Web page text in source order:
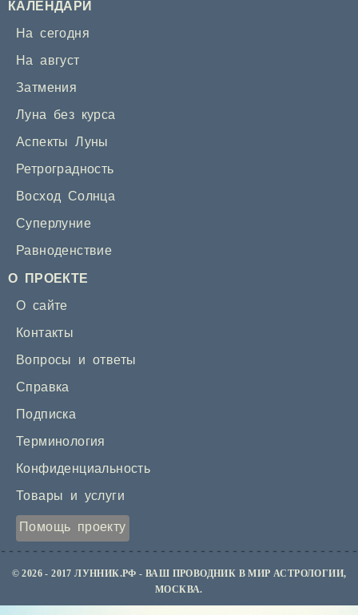
КАЛЕНДАРИ
На сегодня
На август
Затмения
Луна без курса
Аспекты Луны
Ретроградность
Восход Солнца
Суперлуние
Равноденствие
О ПРОЕКТЕ
О сайте
Контакты
Вопросы и ответы
Справка
Подписка
Терминология
Конфиденциальность
Товары и услуги
Помощь проекту
© 2026 - 2017 ЛУННИК.РФ - ВАШ ПРОВОДНИК В МИР АСТРОЛОГИИ,
МОСКВА.